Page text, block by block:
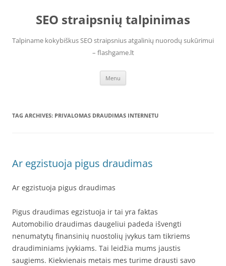
contentSEO straipsnių talpinimas
Talpiname kokybiškus SEO straipsnius atgalinių nuorodų sukūrimui
– flashgame.lt
Menu
TAG ARCHIVES: PRIVALOMAS DRAUDIMAS INTERNETU
Ar egzistuoja pigus draudimas
Ar egzistuoja pigus draudimas
Pigus draudimas egzistuoja ir tai yra faktas
Automobilio draudimas daugeliui padeda išvengti
nenumatytų finansinių nuostolių įvykus tam tikriems
draudiminiams įvykiams. Tai leidžia mums jaustis
saugiems. Kiekvienais metais mes turime drausti savo